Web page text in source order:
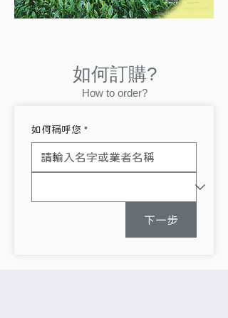
如何訂購?
How to order?
如何稱呼您 *
下一步